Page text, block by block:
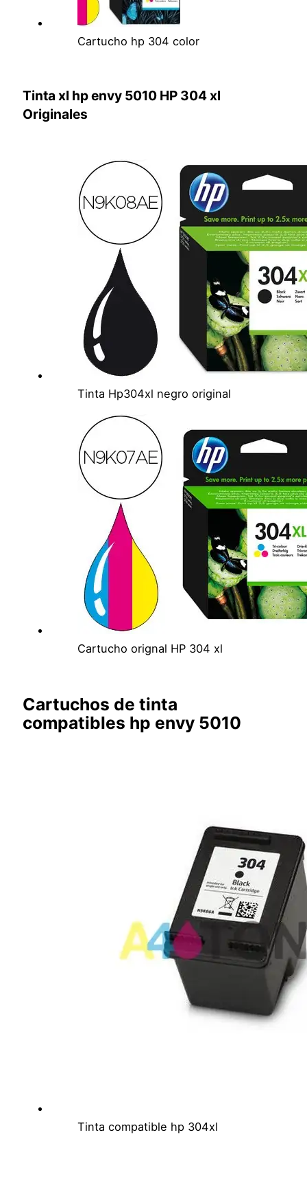
Cartucho hp 304 color
Tinta xl hp envy 5010 HP 304 xl
Originales
Tinta Hp304xl negro original
Cartucho orignal HP 304 xl
Cartuchos de tinta
compatibles hp envy 5010
Tinta compatible hp 304xl